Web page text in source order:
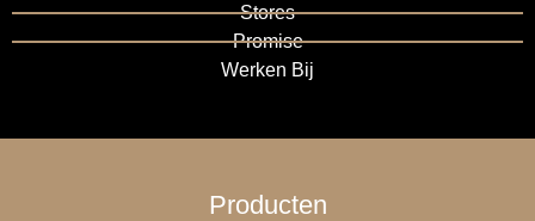
Stores
Promise
Werken Bij
Producten